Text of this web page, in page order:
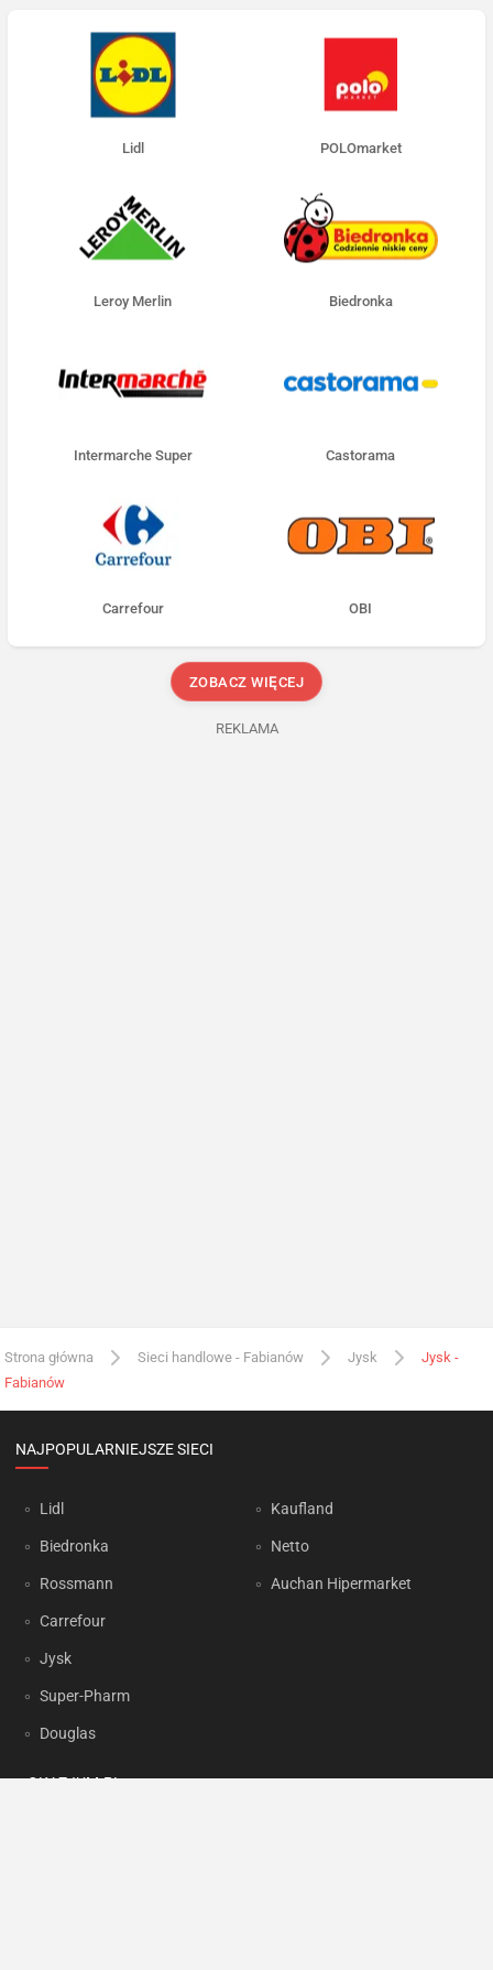
Lidl POLOmarket
Leroy Merlin Biedronka
Intermarche Super Castorama
Carrefour OBI
ZOBACZ WIĘCEJ
REKLAMA
Strona główna Sieci handlowe - Fabianów Jysk
Jysk -
Fabianów
NAJPOPULARNIEJSZE SIECI
Lidl
Biedronka
Rossmann
Carrefour
Jysk
Super-Pharm
Douglas
Kaufland
Netto
Auchan Hipermarket
OKAZJUM.PL